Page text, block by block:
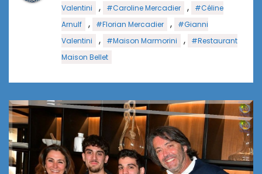
Valentini
, #Caroline Mercadier ,
#Céline
Arnulf
, #Florian Mercadier ,
#Gianni
Valentini
, #Maison Marmorini ,
#Restaurant
Maison Bellet